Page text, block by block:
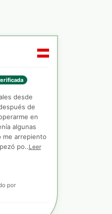
desde
de
en
algunas
me arrepiento
po..Leer
por